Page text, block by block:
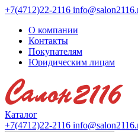
+7(4712)22-2116
О компании
Контакты
Покупателям
Юридическим лицам
Каталог
+7(4712)22-2116